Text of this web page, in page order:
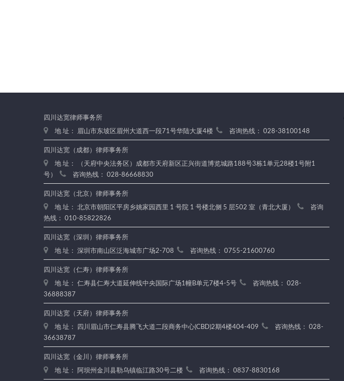
四川达宽律师事务所
地 址： 眉山市东坡区眉州大道西一段71号华陆大厦4楼 咨询热线： 028-38100148
四川达宽（成都）律师事务所
地 址： （天府中央法务区）成都市天府新区正兴街道博览城路188号3栋1单元28楼1号附1
号）
咨询热线： 028-86668830
四川达宽（北京）律师事务所
地 址： 北京市朝阳区平房乡姚家园西里 1 号院 1 号楼北侧 5 层502 室（青北大厦）
咨询
热线： 010-85822826
四川达宽（深圳）律师事务所
地 址： 深圳市南山区泛海城市广场2-708 咨询热线： 0755-21600760
四川达宽（仁寿）律师事务所
地 址： 仁寿县仁寿大道延伸线中央国际广场1幢B单元7楼4-5号
咨询热线： 028-
36888387
四川达宽（天府）律师事务所
地 址： 四川眉山市仁寿县腾飞大道二段商务中心(CBD)2期4楼404-409
咨询热线： 028-
36638787
四川达宽（金川）律师事务所
地 址： 阿坝州金川县勒乌镇临江路30号二楼 咨询热线： 0837-8830168